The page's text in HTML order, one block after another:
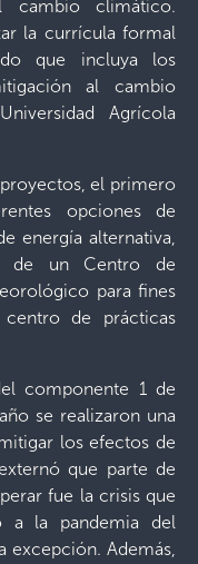
cambio climático.
la currícula formal
que incluya los
al cambio
Agrícola
el primero
opciones de
energía alternativa,
de un Centro de
para fines
de prácticas
componente 1 de
se realizaron una
los efectos de
que parte de
fue la crisis que
a la pandemia del
excepción. Además,